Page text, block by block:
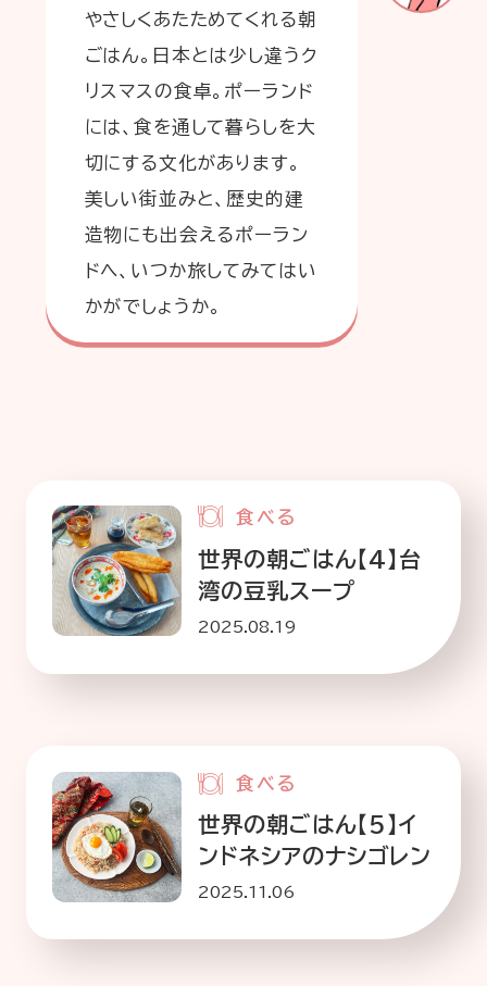
やさしくあたためてくれる朝
ごはん。日本とは少し違うク
リスマスの食卓。ポーランド
には、食を通して暮らしを大
切にする文化があります。
美しい街並みと、歴史的建
造物にも出会えるポーラン
ドへ、いつか旅してみてはい
かがでしょうか。
食べる
世界の朝ごはん【4】台
湾の豆乳スープ
2025.08.19
食べる
世界の朝ごはん【5】イ
ンドネシアのナシゴレン
2025.11.06